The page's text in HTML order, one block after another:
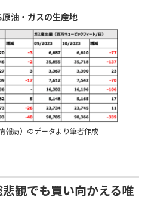
原油・ガスの生産地
報局）のデータより筆者作成
観でも買い向かえる唯